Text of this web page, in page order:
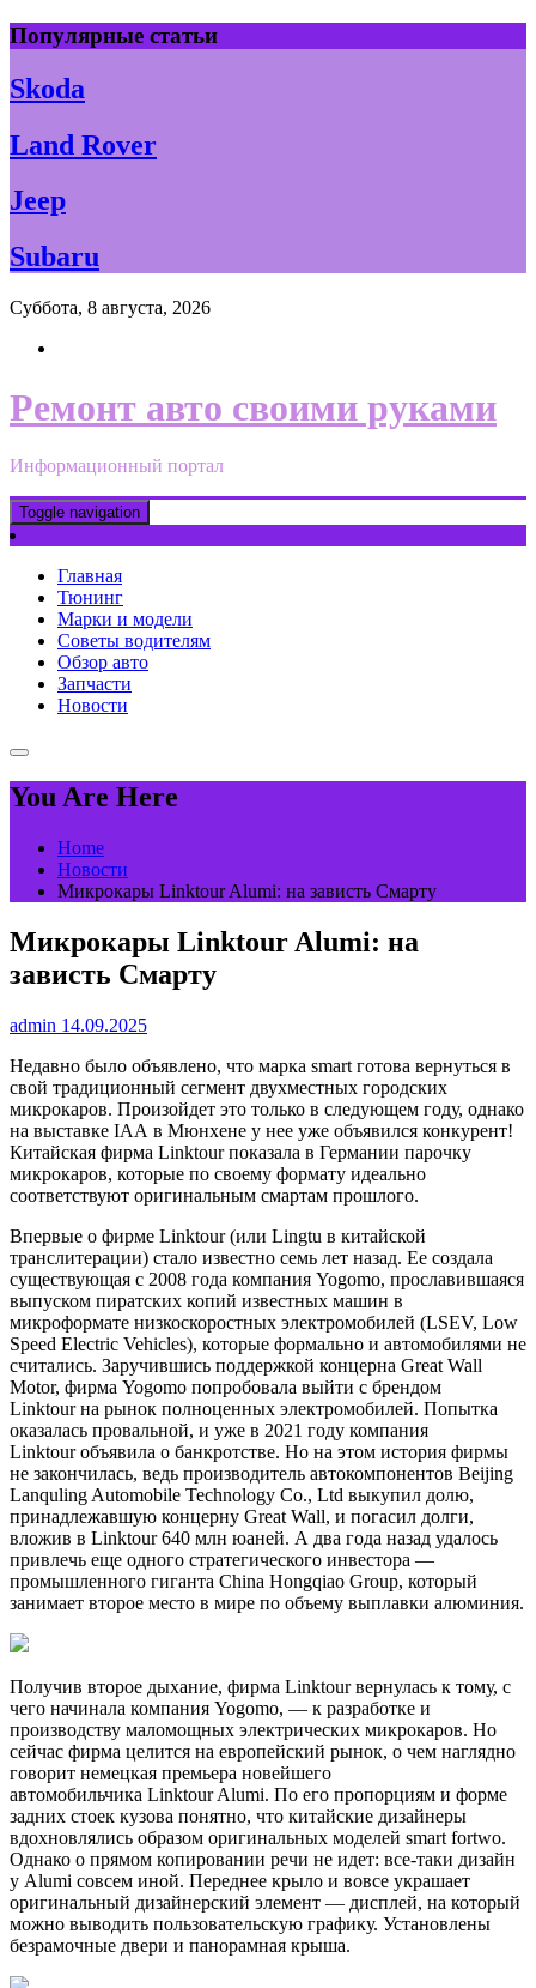
Skip
to
content
Популярные статьи
Skoda
Land Rover
Jeep
Subaru
Суббота, 8 августа, 2026
Ремонт авто своими руками
Информационный портал
Toggle navigation
Главная
Тюнинг
Марки и модели
Советы водителям
Обзор авто
Запчасти
Новости
You Are Here
Home
Новости
Микрокары Linktour Alumi: на зависть Смарту
Микрокары Linktour Alumi: на
зависть Смарту
admin 14.09.2025
Недавно было объявлено, что марка smart готова вернуться в
свой традиционный сегмент двухместных городских
микрокаров. Произойдет это только в следующем году, однако
на выставке IAA в Мюнхене у нее уже объявился конкурент!
Китайская фирма Linktour показала в Германии парочку
микрокаров, которые по своему формату идеально
соответствуют оригинальным смартам прошлого.
Впервые о фирме Linktour (или Lingtu в китайской
транслитерации) стало известно семь лет назад. Ее создала
существующая с 2008 года компания Yogomo, прославившаяся
выпуском пиратских копий известных машин в
микроформате низкоскоростных электромобилей (LSEV, Low
Speed Electric Vehicles), которые формально и автомобилями не
считались. Заручившись поддержкой концерна Great Wall
Motor, фирма Yogomo попробовала выйти с брендом
Linktour на рынок полноценных электромобилей. Попытка
оказалась провальной, и уже в 2021 году компания
Linktour объявила о банкротстве. Но на этом история фирмы
не закончилась, ведь производитель автокомпонентов Beijing
Lanquling Automobile Technology Co., Ltd выкупил долю,
принадлежавшую концерну Great Wall, и погасил долги,
вложив в Linktour 640 млн юаней. А два года назад удалось
привлечь еще одного стратегического инвестора —
промышленного гиганта China Hongqiao Group, который
занимает второе место в мире по объему выплавки алюминия.
Получив второе дыхание, фирма Linktour вернулась к тому, с
чего начинала компания Yogomo, — к разработке и
производству маломощных электрических микрокаров. Но
сейчас фирма целится на европейский рынок, о чем наглядно
говорит немецкая премьера новейшего
автомобильчика Linktour Alumi. По его пропорциям и форме
задних стоек кузова понятно, что китайские дизайнеры
вдохновлялись образом оригинальных моделей smart fortwo.
Однако о прямом копировании речи не идет: все-таки дизайн
у Alumi совсем иной. Переднее крыло и вовсе украшает
оригинальный дизайнерский элемент — дисплей, на который
можно выводить пользовательскую графику. Установлены
безрамочные двери и панорамная крыша.